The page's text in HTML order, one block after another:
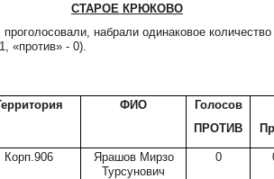
СТАРОЕ КРЮКОВО
набрали одинаковое
«против» - 0).
ФИО
Голосов
ПРОТИВ
Корп.906
Ярашов Мирзо
Турсунович
0